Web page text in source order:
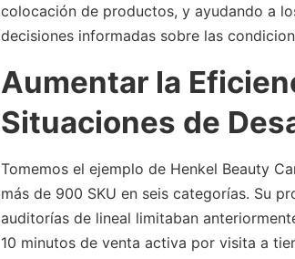
colocación de productos, y ayudando a
decisiones informadas sobre las
Aumentar la
Situaciones de
Tomemos el ejemplo de Henkel Beauty
más de 900 SKU en seis categorías. Su
auditorías de lineal limitaban
10 minutos de venta activa por visita a